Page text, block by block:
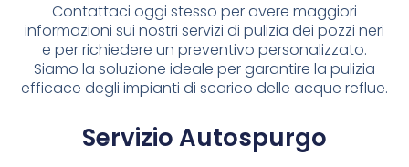
Contattaci oggi stesso per avere maggiori
informazioni sui nostri servizi di pulizia dei pozzi neri
e per richiedere un preventivo personalizzato.
Siamo la soluzione ideale per garantire la pulizia
efficace degli impianti di scarico delle acque reflue.
Servizio Autospurgo